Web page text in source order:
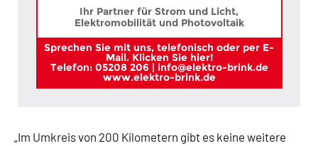
Ihr Partner für Strom und Licht,
Elektromobilität und Photovoltaik
Sprechen Sie mit uns, telefonisch oder per E-
Mail. Klicken Sie hier!
Telefon: 05208 206 | info@elektro-brink.de
www.elektro-brink.de
„Im Umkreis von 200 Kilometern gibt es keine weitere